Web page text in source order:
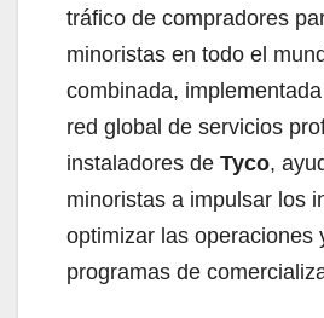
tráfico de compradores
minoristas en todo el
combinada,
red global de servicios
instaladores de Tyco,
minoristas a impulsar los
optimizar las operaciones
programas de